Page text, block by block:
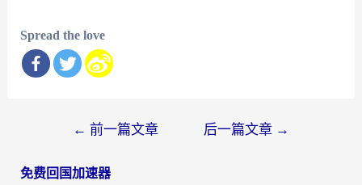
Spread the love
导
← 前一篇文章 后一篇文章 →
免费回国加速器